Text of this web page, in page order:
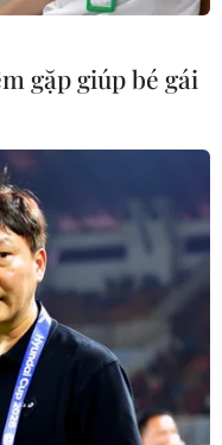
gặp giúp bé gái